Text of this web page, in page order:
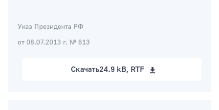
Указ Президента РФ
от 08.07.2013 г. № 613
Скачать24.9 kB, RTF